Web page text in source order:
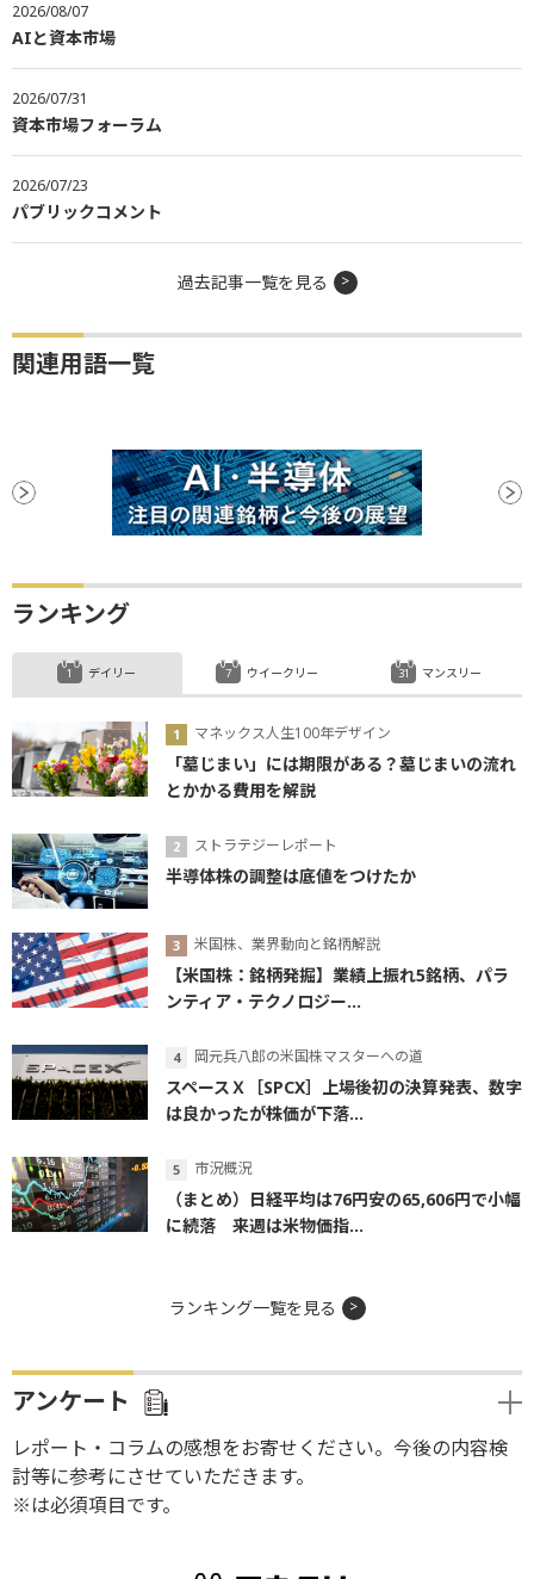
2026/08/07
AIと資本市場
2026/07/31
資本市場フォーラム
2026/07/23
パブリックコメント
過去記事一覧を見る
関連用語一覧
ランキング
デイリー
マネックス人生100年デザイン
「墓じまい」には期限がある？墓じまいの流れ
とかかる費用を解説
ストラテジーレポート
半導体株の調整は底値をつけたか
米国株、業界動向と銘柄解説
【米国株：銘柄発掘】業績上振れ5銘柄、パラ
ンティア・テクノロジー...
岡元兵八郎の米国株マスターへの道
スペースＸ［SPCX］上場後初の決算発表、数字
は良かったが株価が下落...
市況概況
（まとめ）日経平均は76円安の65,606円で小幅
に続落 来週は米物価指...
ウイークリー マンスリー
ランキング一覧を見る
アンケート
レポート・コラムの感想をお寄せください。今後の内容検
討等に参考にさせていただきます。
※は必須項目です。